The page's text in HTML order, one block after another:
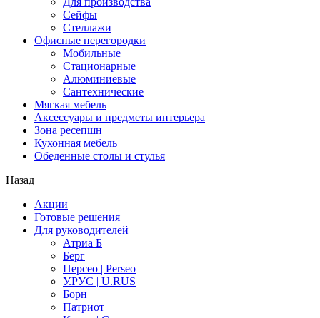
Сейфы
Стеллажи
Офисные перегородки
Мобильные
Стационарные
Алюминиевые
Сантехнические
Мягкая мебель
Аксессуары и предметы интерьера
Зона ресепшн
Кухонная мебель
Обеденные столы и стулья
Назад
Акции
Готовые решения
Для руководителей
Атриа Б
Берг
Персео | Perseo
У.РУС | U.RUS
Борн
Патриот